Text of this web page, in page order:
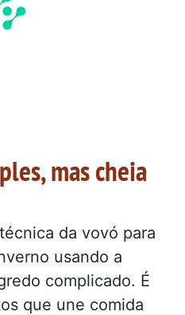
mas cheia
da vovó para
usando a
complicado. É
que une comida